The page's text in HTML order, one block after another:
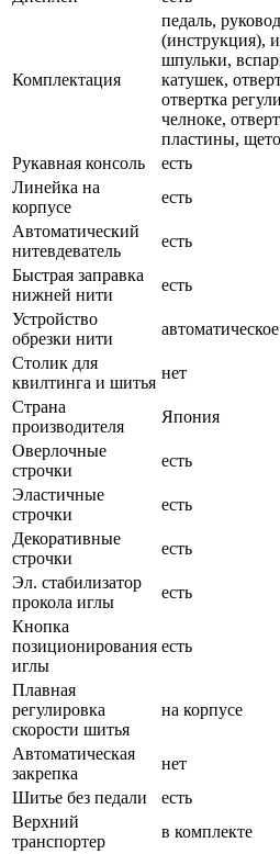
Комплектация
педаль,
(инструкция),
шпульки,
катушек,
отвертка
челноке,
пластины,
Рукавная консоль
есть
Линейка на
корпусе
есть
Автоматический
нитевдеватель
есть
Быстрая заправка
нижней нити
есть
Устройство
обрезки нити
автоматическое
Столик для
квилтинга и шитья
нет
Страна
производителя
Япония
Оверлочные
строчки
есть
Эластичные
строчки
есть
Декоративные
строчки
есть
Эл. стабилизатор
прокола иглы
есть
Кнопка
позиционирования
иглы
есть
Плавная
регулировка
скорости шитья
на корпусе
Автоматическая
закрепка
нет
Шитье без педали
есть
Верхний
транспортер
в комплекте